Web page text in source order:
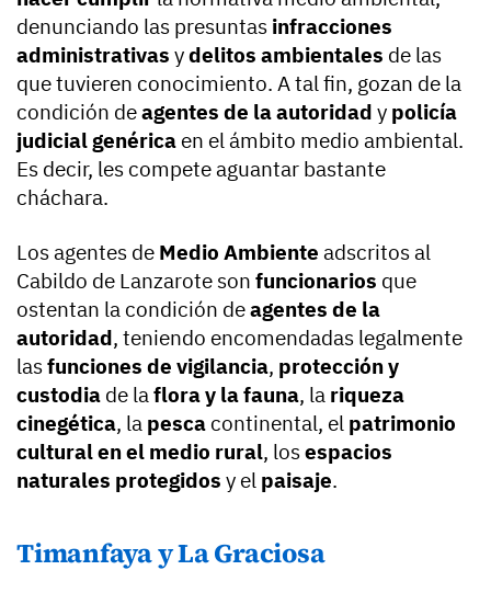
denunciando las presuntas infracciones
administrativas ydelitos ambientales de las
que tuvieren conocimiento. A tal fin, gozan de la
condición deagentes de la autoridad y policía
judicial genérica en el ámbito medio ambiental.
Es decir, les compete aguantar bastante
cháchara.
Los agentes de Medio Ambiente adscritos al
Cabildo de Lanzarote son funcionarios que
ostentan la condición deagentes de la
autoridad, teniendo encomendadas legalmente
lasfunciones de vigilancia, protección y
custodia de la flora y la fauna, la riqueza
cinegética, la pesca continental, el patrimonio
cultural en el medio rural, losespacios
naturales protegidos y el paisaje.
Timanfaya y La Graciosa